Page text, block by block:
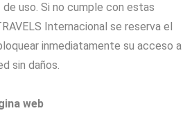
uso. Si no cumple con estas
Internacional se reserva el
inmediatamente su acceso a
sin daños.
web